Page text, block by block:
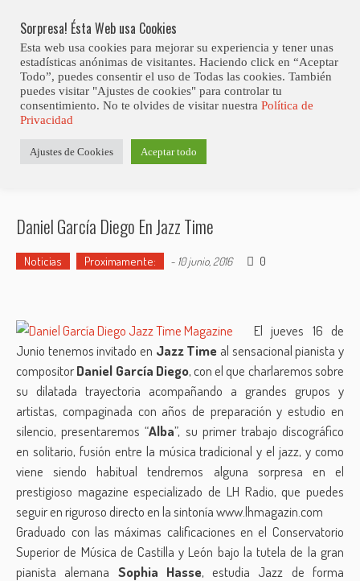
content
Club Contest.
Daniel García Diego en Jazz Time
Daniel García Diego En Jazz Time
Noticias Proximamente: - 10 junio, 2016 0
El jueves 16 de
Junio tenemos invitado en Jazz Time al sensacional pianista y
compositorDaniel García Diego, con el que charlaremos sobre
su dilatada trayectoria acompañando a grandes grupos y
artistas, compaginada con años de preparación y estudio en
silencio, presentaremos “Alba”, su primer trabajo discográfico
en solitario, fusión entre la música tradicional y el jazz, y como
viene siendo habitual tendremos alguna sorpresa en el
prestigioso magazine especializado de LH Radio, que puedes
seguir en riguroso directo en la sintonía www.lhmagazin.com
Graduado con las máximas calificaciones en el Conservatorio
Superior de Música de Castilla y León bajo la tutela de la gran
pianista alemana Sophia Hasse, estudia Jazz de forma
Sorpresa! Ésta Web usa Cookies
Esta web usa cookies para mejorar su experiencia y tener unas
estadísticas anónimas de visitantes. Haciendo click en “Aceptar
Todo”, puedes consentir el uso de Todas las cookies. También
puedes visitar "Ajustes de cookies" para controlar tu
consentimiento. No te olvides de visitar nuestra Política de
Privacidad
Ajustes de Cookies Aceptar todo